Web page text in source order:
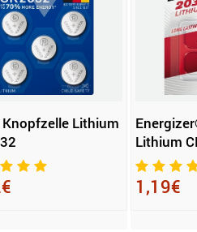
Lithium
Lithium
1,19€